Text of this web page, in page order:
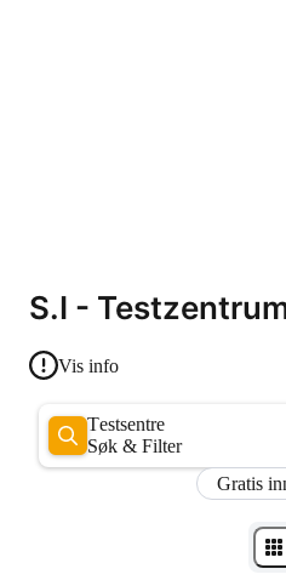
S.I -
Vis info
Testsentre
Søk & Filter
Gratis